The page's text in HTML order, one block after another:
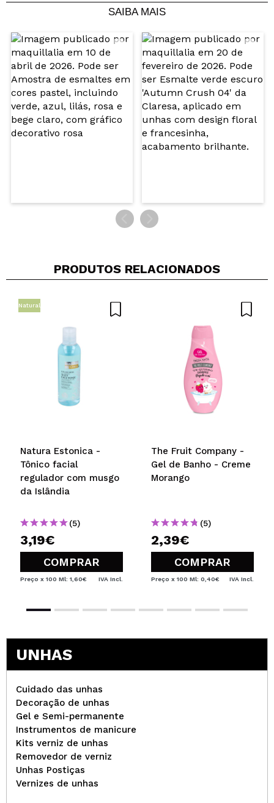
Compartilhar um vídeo ou uma foto
Seu vídeo pode ser o primeiro. Imagine isso...
Recomenda esta compra? Sim Não
ENVIAR
SAIBA MAIS
PRODUTOS RELACIONADOS
Natural
Natura Estonica -
Tônico facial
regulador com musgo
da Islândia
(5)
3,19€
COMPRAR
Preço x 100 Ml: 1,60€ IVA Incl.
The Fruit Company -
Gel de Banho - Creme
Morango
(5)
2,39€
COMPRAR
Preço x 100 Ml: 0,40€ IVA Incl.
UNHAS
Cuidado das unhas
Decoração de unhas
Gel e Semi-permanente
Instrumentos de manicure
Kits verniz de unhas
Removedor de verniz
Unhas Postiças
Vernizes de unhas